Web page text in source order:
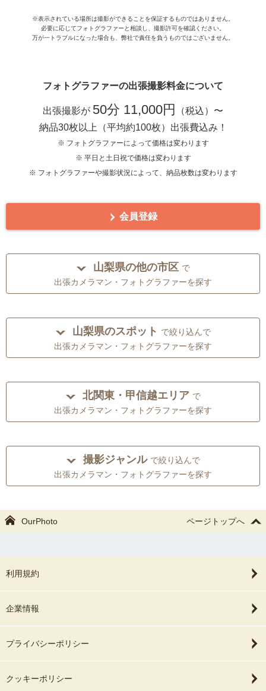
※表示されている場所は撮影ができることを保証するものではありません。
必要に応じてフォトグラファーと相談し、撮影許可を確認ください。
万が一トラブルになった場合も、弊社で責任を負うものではございません。
フォトグラファーの出張撮影料金について
出張撮影が 50分 11,000円
（税込）〜
納品30枚以上（平均約100枚）出張費込み！
※ フォトグラファーによって価格は変わります
※ 平日と土日祝で価格は変わります
※ フォトグラファーや撮影状況によって、納品枚数は変わります
会員登録
山梨県の他の市区 で
出張カメラマン・フォトグラファーを探す
山梨県のスポット で絞り込んで
出張カメラマン・フォトグラファーを探す
北関東・甲信越エリア で
出張カメラマン・フォトグラファーを探す
撮影ジャンル で絞り込んで
出張カメラマン・フォトグラファーを探す
OurPhoto ページトップへ
利用規約
企業情報
プライバシーポリシー
クッキーポリシー